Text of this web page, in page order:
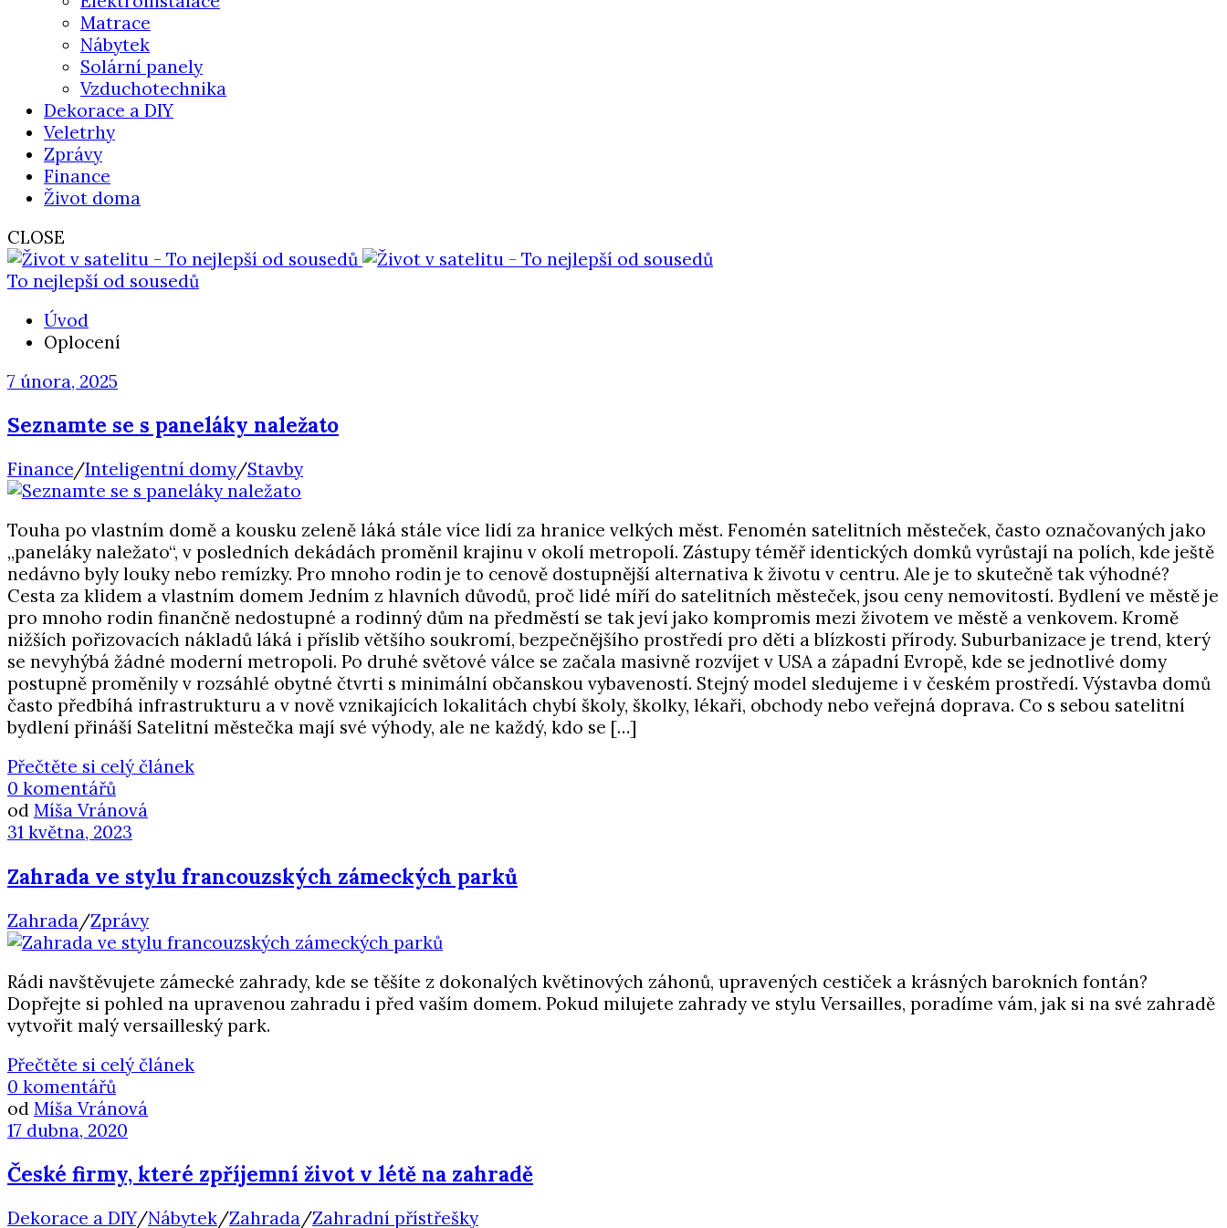
Matrace
Nábytek
Solární panely
Vzduchotechnika
Dekorace a DIY
Veletrhy
Zprávy
Finance
Život doma
CLOSE
To nejlepší od sousedů
Úvod
Oplocení
7 února, 2025
Seznamte se s paneláky naležato
Finance/Inteligentní domy/Stavby
Touha po vlastním domě a kousku zeleně láká stále více lidí za hranice velkých měst. Fenomén satelitních městeček, často označovaných jako
„paneláky naležato“, v posledních dekádách proměnil krajinu v okolí metropolí. Zástupy téměř identických domků vyrůstají na polích, kde ještě
nedávno byly louky nebo remízky. Pro mnoho rodin je to cenově dostupnější alternativa k životu v centru. Ale je to skutečně tak výhodné?
Cesta za klidem a vlastním domem Jedním z hlavních důvodů, proč lidé míří do satelitních městeček, jsou ceny nemovitostí. Bydlení ve městě je
pro mnoho rodin finančně nedostupné a rodinný dům na předměstí se tak jeví jako kompromis mezi životem ve městě a venkovem. Kromě
nižších pořizovacích nákladů láká i příslib většího soukromí, bezpečnějšího prostředí pro děti a blízkosti přírody. Suburbanizace je trend, který
se nevyhýbá žádné moderní metropoli. Po druhé světové válce se začala masivně rozvíjet v USA a západní Evropě, kde se jednotlivé domy
postupně proměnily v rozsáhlé obytné čtvrti s minimální občanskou vybaveností. Stejný model sledujeme i v českém prostředí. Výstavba domů
často předbíhá infrastrukturu a v nově vznikajících lokalitách chybí školy, školky, lékaři, obchody nebo veřejná doprava. Co s sebou satelitní
bydlení přináší Satelitní městečka mají své výhody, ale ne každý, kdo se […]
Přečtěte si celý článek
0 komentářů
od Míša Vránová
31 května, 2023
Zahrada ve stylu francouzských zámeckých parků
Zahrada/Zprávy
Rádi navštěvujete zámecké zahrady, kde se těšíte z dokonalých květinových záhonů, upravených cestiček a krásných barokních fontán?
Dopřejte si pohled na upravenou zahradu i před vaším domem. Pokud milujete zahrady ve stylu Versailles, poradíme vám, jak si na své zahradě
vytvořit malý versailleský park.
Přečtěte si celý článek
0 komentářů
od Míša Vránová
17 dubna, 2020
České firmy, které zpříjemní život v létě na zahradě
Dekorace a DIY/Nábytek/Zahrada/Zahradní přístřešky